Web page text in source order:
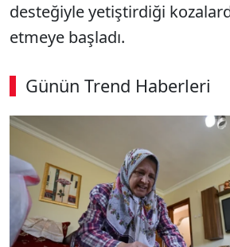
desteğiyle yetiştirdiği
etmeye başladı.
Günün Trend Haberleri